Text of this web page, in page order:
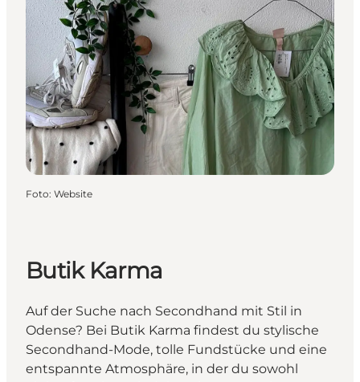
Foto: Website
Butik Karma
Auf der Suche nach Secondhand mit Stil in
Odense? Bei Butik Karma findest du stylische
Secondhand-Mode, tolle Fundstücke und eine
entspannte Atmosphäre, in der du sowohl